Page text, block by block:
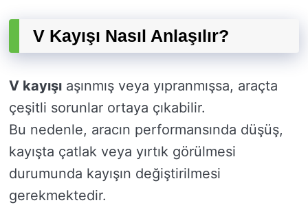
V Kayışı Nasıl Anlaşılır?
V kayışı aşınmış veya yıpranmışsa, araçta
çeşitli sorunlar ortaya çıkabilir.
Bu nedenle, aracın performansında düşüş,
kayışta çatlak veya yırtık görülmesi
durumunda kayışın değiştirilmesi
gerekmektedir.